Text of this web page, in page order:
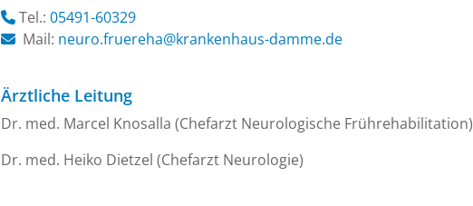
Tel.: 05491-60329
Mail: ed.emmad-suahneknark@ahereurf.oruen
Ärztliche Leitung
Dr. med. Marcel Knosalla (Chefarzt Neurologische Frührehabilitation)
Dr. med. Heiko Dietzel (Chefarzt Neurologie)